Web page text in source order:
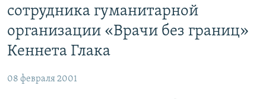
главной
навигации
Вернутся
поиску
КУЛЬТУРА
IDEL.РЕАЛИИ
КАВКАЗ.РЕАЛИИ
сотрудника гуманитарной
организации «Врачи без границ»
Кеннета Глака
08 февраля 2001